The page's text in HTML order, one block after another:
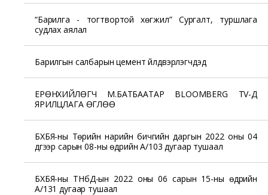
“Барилга - тогтвортой хөгжил” Сургалт, туршлага
судлах аялал
Барилгын салбарын цемент үйлдвэрлэгчдэд
ЕРӨНХИЙЛӨГЧ М.БАТБААТАР BLOOMBERG TV-Д
ЯРИЛЦЛАГА ӨГЛӨӨ
БХБЯ-ны Төрийн нарийн бичгийн даргын 2022 оны 04
дүгээр сарын 08-ны өдрийн А/103 дугаар тушаал
БХБЯ-ны ТНбД-ын 2022 оны 06 сарын 15-ны өдрийн
А/131 дугаар тушаал